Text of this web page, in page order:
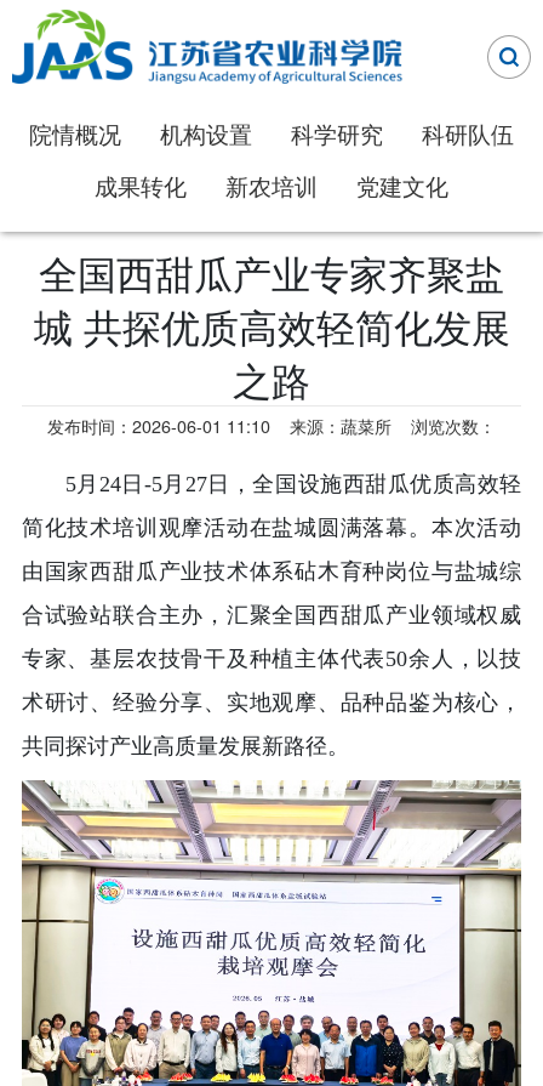
院情概况 机构设置 科学研究
科研队伍
成果转化
新农培训 党建文化
全国西甜瓜产业专家齐聚盐
城 共探优质高效轻简化发展
之路
发布时间：2026-06-01 11:10 来源：蔬菜所 浏览次数：
5月24日-5月27日，全国设施西甜瓜优质高效轻
简化技术培训观摩活动在盐城圆满落幕。本次活动
由国家西甜瓜产业技术体系砧木育种岗位与盐城综
合试验站联合主办，汇聚全国西甜瓜产业领域权威
专家、基层农技骨干及种植主体代表50余人，以技
术研讨、经验分享、实地观摩、品种品鉴为核心，
共同探讨产业高质量发展新路径。